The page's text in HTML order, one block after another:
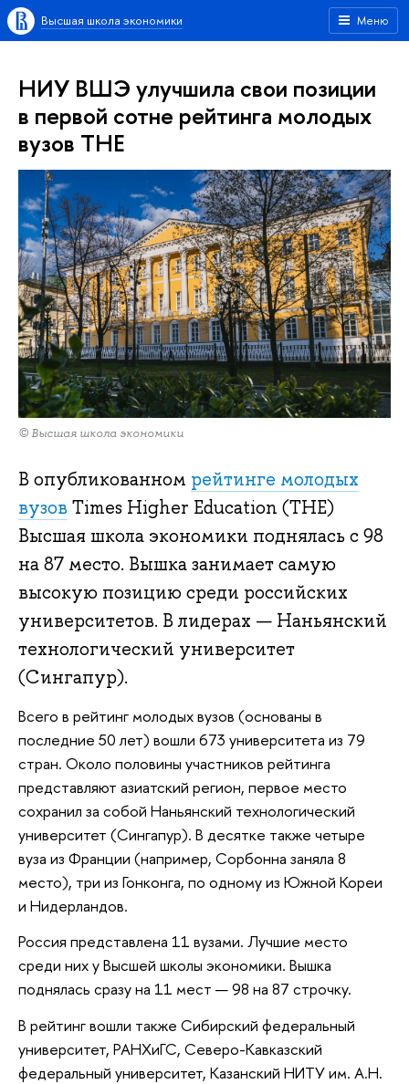
Меню
Высшая школа экономики
НИУ ВШЭ улучшила свои позиции
в первой сотне рейтинга молодых
вузов ТНЕ
© Высшая школа экономики
В опубликованном рейтинге молодых
вузов Times Higher Education (ТНЕ)
Высшая школа экономики поднялась с 98
на 87 место. Вышка занимает самую
высокую позицию среди российских
университетов. В лидерах — Наньянский
технологический университет
(Сингапур).
Всего в рейтинг молодых вузов (основаны в
последние 50 лет) вошли 673 университета из 79
стран. Около половины участников рейтинга
представляют азиатский регион, первое место
сохранил за собой Наньянский технологический
университет (Сингапур). В десятке также четыре
вуза из Франции (например, Сорбонна заняла 8
место), три из Гонконга, по одному из Южной Кореи
и Нидерландов.
Россия представлена 11 вузами. Лучшие место
среди них у Высшей школы экономики. Вышка
поднялась сразу на 11 мест — 98 на 87 строчку.
В рейтинг вошли также Сибирский федеральный
университет, РАНХиГС, Северо-Кавказский
федеральный университет, Казанский НИТУ им. А.Н.